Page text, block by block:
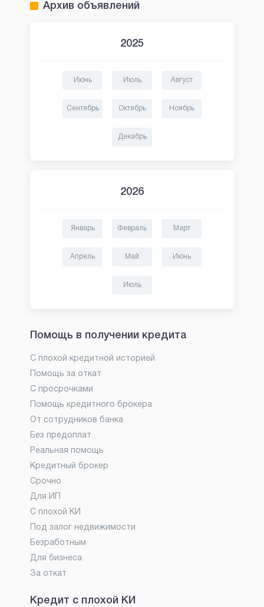
Архив объявлений
2025
Июнь Июль Август
Сентябрь Октябрь Ноябрь
Декабрь
2026
Январь Февраль Март
Апрель Май Июнь
Июль
Помощь в получении кредита
С плохой кредитной историей
Помощь за откат
С просрочками
Помощь кредитного брокера
От сотрудников банка
Без предоплат
Реальная помощь
Кредитный брокер
Срочно
Для ИП
С плохой КИ
Под залог недвижимости
Безработным
Для бизнеса
За откат
Кредит с плохой КИ